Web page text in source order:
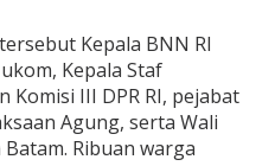
Kepala BNN RI
Kepala Staf
Komisi III DPR RI, pejabat
Agung, serta Wali
Ribuan warga